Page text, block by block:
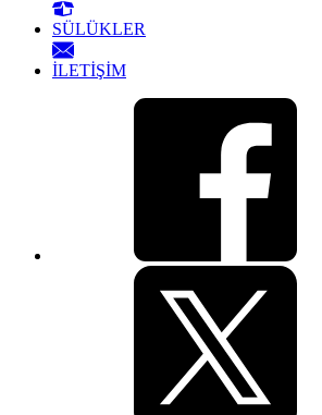
SÜLÜKLER
İLETİŞİM